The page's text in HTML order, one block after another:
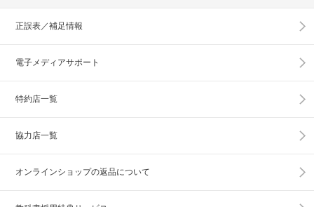
正誤表／補足情報
電子メディアサポート
特約店一覧
協力店一覧
オンラインショップの返品について